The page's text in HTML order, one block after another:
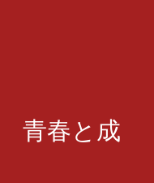
青春と成